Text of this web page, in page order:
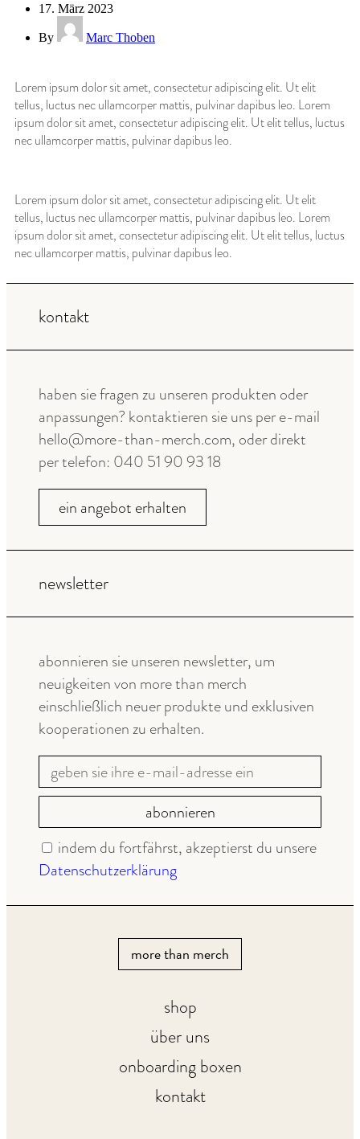
17. März 2023
By Marc Thoben
Lorem ipsum dolor sit amet, consectetur adipiscing elit. Ut elit
tellus, luctus nec ullamcorper mattis, pulvinar dapibus leo. Lorem
ipsum dolor sit amet, consectetur adipiscing elit. Ut elit tellus, luctus
nec ullamcorper mattis, pulvinar dapibus leo.
Lorem ipsum dolor sit amet, consectetur adipiscing elit. Ut elit
tellus, luctus nec ullamcorper mattis, pulvinar dapibus leo. Lorem
ipsum dolor sit amet, consectetur adipiscing elit. Ut elit tellus, luctus
nec ullamcorper mattis, pulvinar dapibus leo.
kontakt
haben sie fragen zu unseren produkten oder
anpassungen? kontaktieren sie uns per e-mail
hello@more-than-merch.com, oder direkt
per telefon: 040 51 90 93 18
ein angebot erhalten
newsletter
abonnieren sie unseren newsletter, um
neuigkeiten von more than merch
einschließlich neuer produkte und exklusiven
kooperationen zu erhalten.
indem du fortfährst, akzeptierst du unsere
Datenschutz­erklärung
abonnieren
more than merch
shop
über uns
onboarding boxen
kontakt